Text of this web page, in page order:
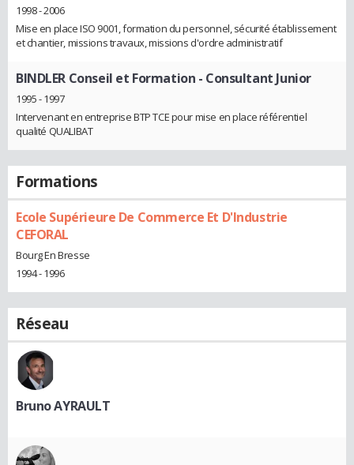
1998 - 2006
Mise en place ISO 9001, formation du personnel, sécurité établissement
et chantier, missions travaux, missions d'ordre administratif
BINDLER Conseil et Formation - Consultant Junior
1995 - 1997
Intervenant en entreprise BTP TCE pour mise en place référentiel
qualité QUALIBAT
Formations
Ecole Supérieure De Commerce Et D'Industrie
CEFORAL
Bourg En Bresse
1994 - 1996
Réseau
Bruno AYRAULT